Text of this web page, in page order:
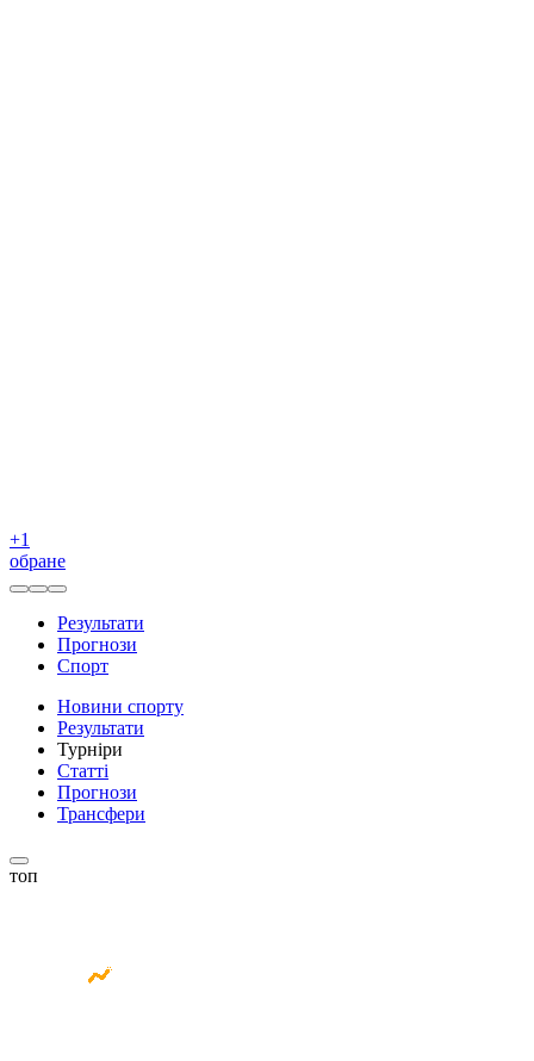
+1
обране
Результати
Прогнози
Спорт
Новини спорту
Результати
Турніри
Статті
Прогнози
Трансфери
топ